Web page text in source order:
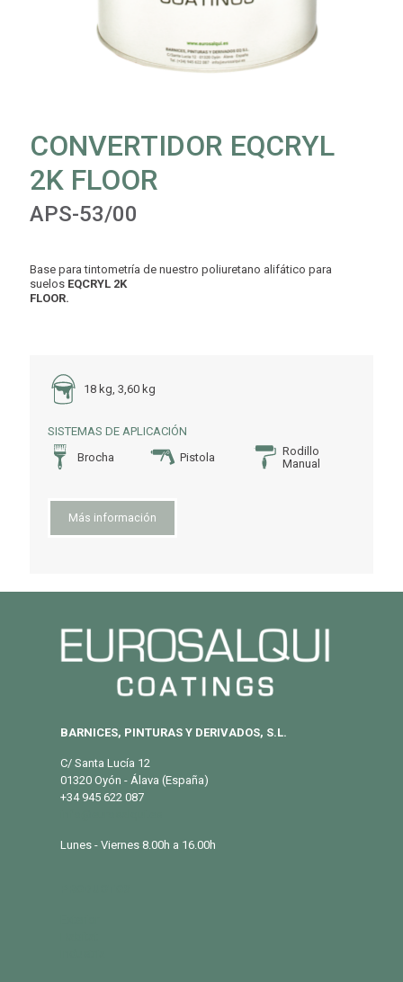
CONVERTIDOR EQCRYL
2K FLOOR
APS-53/00
Base para tintometría de nuestro poliuretano alifático para
suelos EQCRYL 2K
FLOOR.
18 kg, 3,60 kg
SISTEMAS DE APLICACIÓN
Brocha
Pistola
Rodillo
Manual
Más información
BARNICES, PINTURAS Y DERIVADOS, S.L.
C/ Santa Lucía 12
01320 Oyón - Álava (España)
+34 945 622 087
Lunes - Viernes 8.00h a 16.00h